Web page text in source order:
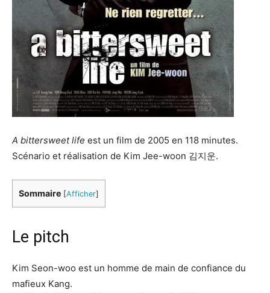
A bittersweet life est un film de 2005 en 118 minutes.
Scénario et réalisation de Kim Jee-woon 김지운.
Sommaire [Afficher]
Le pitch
Kim Seon-woo est un homme de main de confiance du
mafieux Kang.